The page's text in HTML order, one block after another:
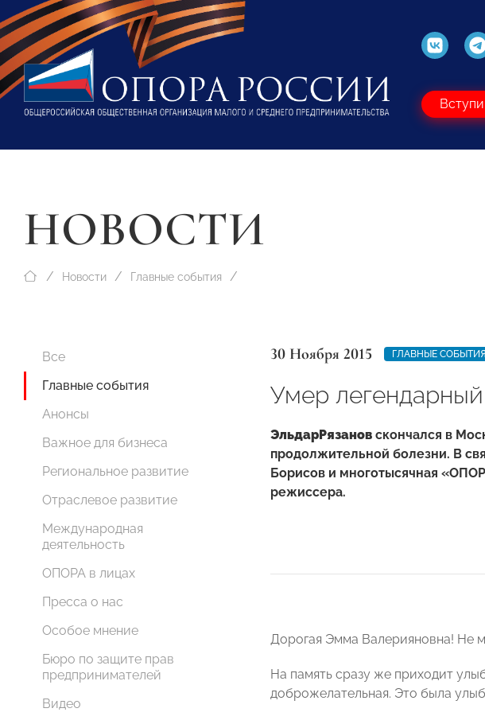
НОВОСТИ
Новости Главные события
Все
Главные события
Анонсы
Важное для бизнеса
Региональное развитие
Отраслевое развитие
Международная
деятельность
ОПОРА в лицах
Пресса о нас
Особое мнение
Бюро по защите прав
предпринимателей
Видео
30 Ноября 2015 ГЛАВНЫЕ СОБЫТИЯ
Умер
ЭльдарРязанов скончался в
продолжительной болезни. В
Борисов и многотысячная
режиссера.
Дорогая Эмма Валерияновна! Не
На память сразу же приходит
доброжелательная. Это была